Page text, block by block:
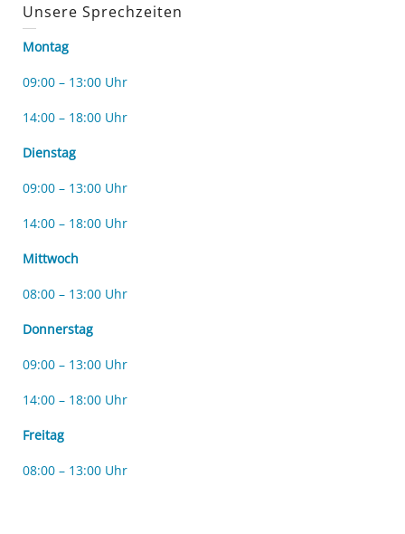
Unsere Sprechzeiten
Montag
09:00 – 13:00 Uhr
14:00 – 18:00 Uhr
Dienstag
09:00 – 13:00 Uhr
14:00 – 18:00 Uhr
Mittwoch
08:00 – 13:00 Uhr
Donnerstag
09:00 – 13:00 Uhr
14:00 – 18:00 Uhr
Freitag
08:00 – 13:00 Uhr